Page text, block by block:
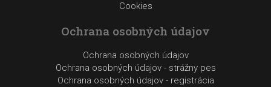
Cookies
Ochrana osobných údajov
Ochrana osobných údajov
Ochrana osobných údajov - strážny pes
Ochrana osobných údajov - registrácia